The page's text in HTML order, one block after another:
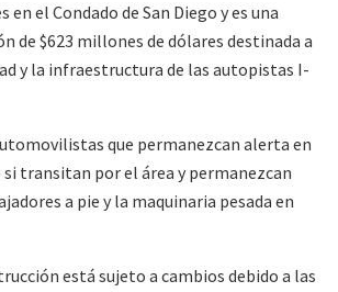
el Condado de San Diego y es una
de $623 millones de dólares destinada a
y la infraestructura de las autopistas I-
que permanezcan alerta en
si transitan por el área y permanezcan
a pie y la maquinaria pesada en
está sujeto a cambios debido a las